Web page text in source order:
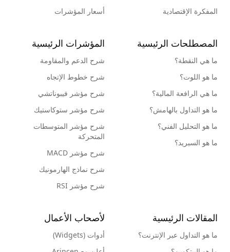
المفكرة الإقتصادية
أسعار المؤشرات
المصطلحات الرئيسية
ما هي النقطة؟
ما هو اللوت؟
ما هي الرافعة المالية؟
ما هو التداول بالهامش؟
ما هو التحليل الفني؟
ما هو السبريد؟
المؤشرات الرئيسية
شرح الدعم والمقاومة
شرح خطوط الإتجاه
شرح مؤشر فيبوناتشي
شرح مؤشر ستوكاستيك
شرح مؤشر المتوسطات
المتحركة
شرح مؤشر MACD
شرح نماذج الهارمونيك
شرح مؤشر RSI
المقالات الرئيسية
ما هو التداول عبر الإنترنت؟
لأصحاب الأعمال
أدوات (Widgets)